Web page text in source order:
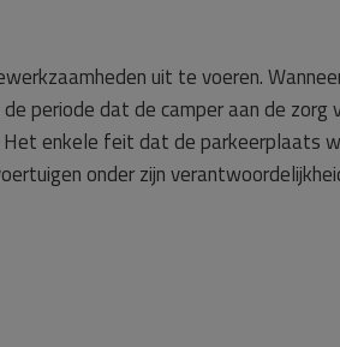
uit te voeren.
periode dat de camper aan de zorg
enkele feit dat de parkeerplaats
onder zijn